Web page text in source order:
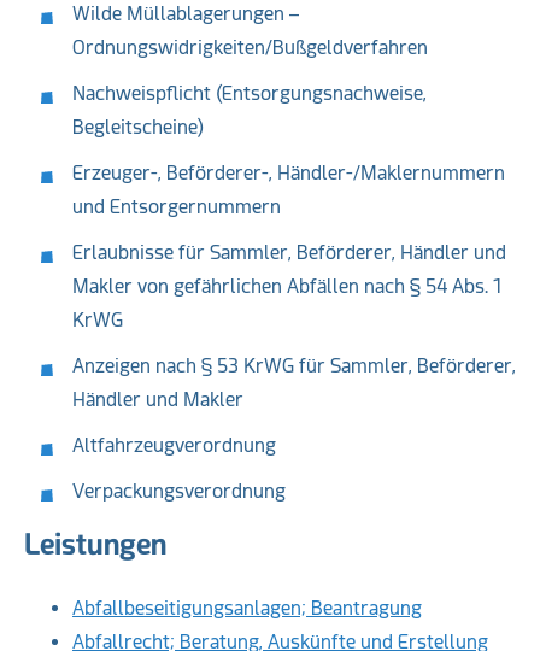
Wilde Müllablagerungen –
Ordnungswidrigkeiten/Bußgeldverfahren
Nachweispflicht (Entsorgungsnachweise,
Begleitscheine)
Erzeuger-, Beförderer-, Händler-/Maklernummern
und Entsorgernummern
Erlaubnisse für Sammler, Beförderer, Händler und
Makler von gefährlichen Abfällen nach § 54 Abs. 1
KrWG
Anzeigen nach § 53 KrWG für Sammler, Beförderer,
Händler und Makler
Altfahrzeugverordnung
Verpackungsverordnung
Leistungen
Abfallbeseitigungsanlagen; Beantragung
Abfallrecht; Beratung, Auskünfte und Erstellung